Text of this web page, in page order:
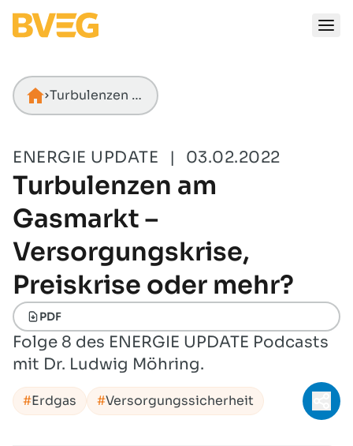
Startseite
Turbulenzen am Gasmarkt – Versorgungskrise, Preiskrise oder mehr?
ENERGIE UPDATE | 03.02.2022
Turbulenzen am
Gasmarkt –
Versorgungskrise,
Preiskrise oder mehr?
PDF
Folge 8 des ENERGIE UPDATE Podcasts
mit Dr. Ludwig Möhring.
Erdgas Versorgungssicherheit